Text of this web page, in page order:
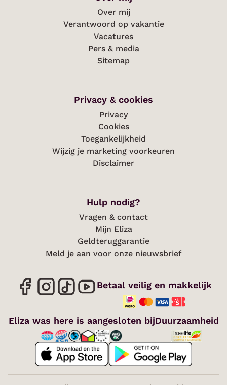
Over mij
Verantwoord op vakantie
Vacatures
Pers & media
Sitemap
Privacy & cookies
Privacy
Cookies
Toegankelijkheid
Wijzig je marketing voorkeuren
Disclaimer
Hulp nodig?
Vragen & contact
Mijn Eliza
Geldteruggarantie
Meld je aan voor onze nieuwsbrief
Betaal veilig en makkelijk
Eliza was here is aangesloten bijDuurzaamheid